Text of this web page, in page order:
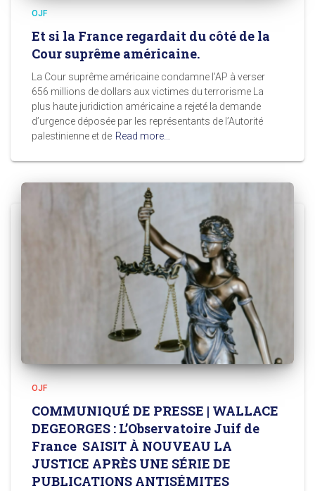
OJF
Et si la France regardait du côté de la
Cour suprême américaine.
La Cour suprême américaine condamne l’AP à verser
656 millions de dollars aux victimes du terrorisme La
plus haute juridiction américaine a rejeté la demande
d’urgence déposée par les représentants de l’Autorité
palestinienne et de Read more…
OJF
COMMUNIQUÉ DE PRESSE | WALLACE
DEGEORGES : L’Observatoire Juif de
France SAISIT À NOUVEAU LA
JUSTICE APRÈS UNE SÉRIE DE
PUBLICATIONS ANTISÉMITES